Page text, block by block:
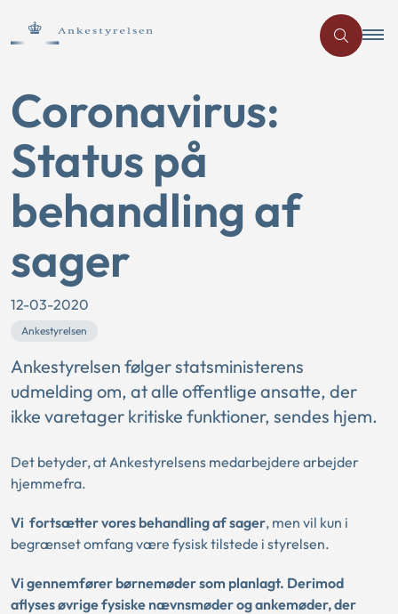
Coronavirus:
Status på
behandling af
sager
12-03-2020
Ankestyrelsen
Ankestyrelsen følger statsministerens
udmelding om, at alle offentlige ansatte, der
ikke varetager kritiske funktioner, sendes hjem.
Det betyder, at Ankestyrelsens medarbejdere arbejder
hjemmefra.
Vi fortsætter vores behandling af sager, men vil kun i
begrænset omfang være fysisk tilstede i styrelsen.
Vi gennemfører børnemøder som planlagt. Derimod
aflyses øvrige fysiske nævnsmøder og ankemøder, der